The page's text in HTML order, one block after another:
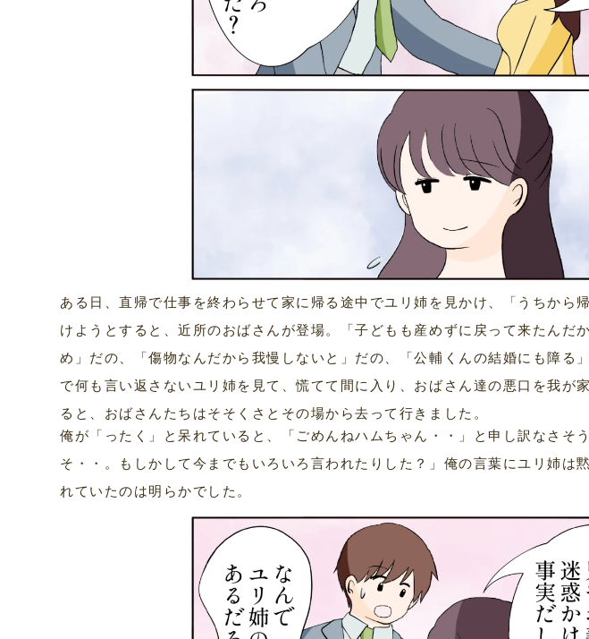
ある日、直帰で仕事を終わらせて家に帰る途中でユリ姉を見かけ、「うちから
けようとすると、近所のおばさんが登場。「子どもも産めずに戻って来たんだ
め」だの、「傷物なんだから我慢しないと」だの、「公輔くんの結婚にも障る
で何も言い返さないユリ姉を見て、慌てて間に入り、おばさん達の悪口を我が
ると、おばさんたちはそそくさとその場から去って行きました。
俺が「ったく」と呆れていると、「ごめんねハムちゃん・・」と申し訳なさそ
そ・・。もしかして今までもいろいろ言われたりした？」俺の言葉にユリ姉は
れていたのは明らかでした。